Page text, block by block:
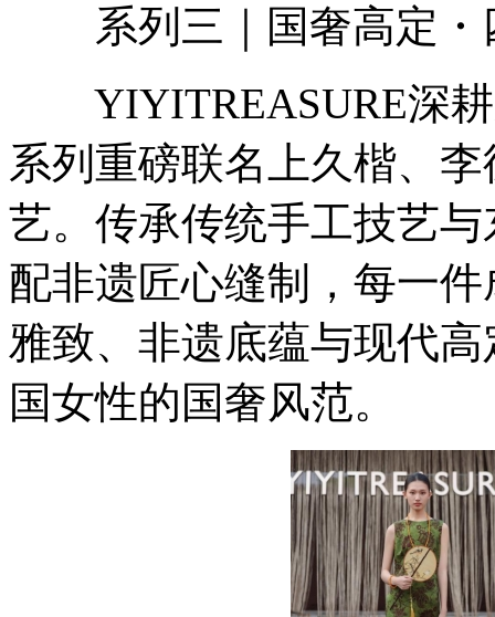
系列三｜国奢高定・
YIYITREASURE深耕
系列重磅联名上久楷、
艺。传承传统手工技艺
配非遗匠心缝制，每一
雅致、非遗底蕴与现代
国女性的国奢风范。